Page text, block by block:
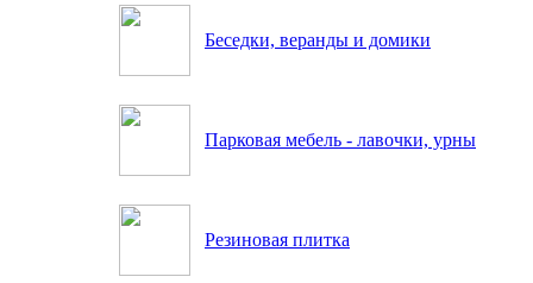
Беседки, веранды и домики
Парковая мебель - лавочки, урны
Резиновая плитка